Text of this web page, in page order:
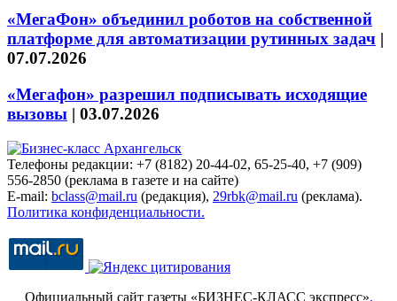
«МегаФон» объединил роботов на собственной
платформе для автоматизации рутинных задач |
07.07.2026
«Мегафон» разрешил подписывать исходящие
вызовы | 03.07.2026
Телефоны редакции: +7 (8182) 20-44-02, 65-25-40, +7 (909)
556-2850 (реклама в газете и на сайте)
E-mail: bclass@mail.ru (редакция), 29rbk@mail.ru (реклама).
Политика конфиденциальности.
Официальный сайт газеты «БИЗНЕС-КЛАСС экспресс».